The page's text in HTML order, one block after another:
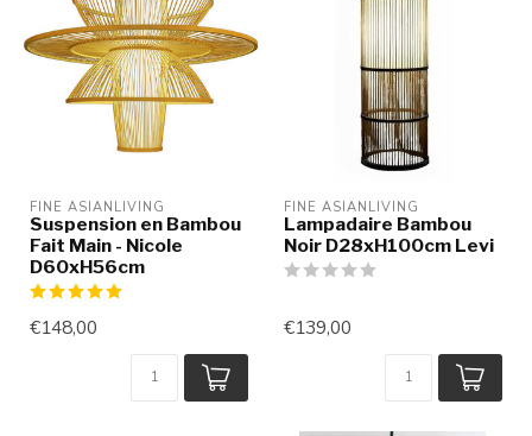
FINE ASIANLIVING
Suspension en Bambou
Fait Main - Nicole
D60xH56cm
€148,00
FINE ASIANLIVING
Lampadaire Bambou
Noir D28xH100cm Levi
€139,00